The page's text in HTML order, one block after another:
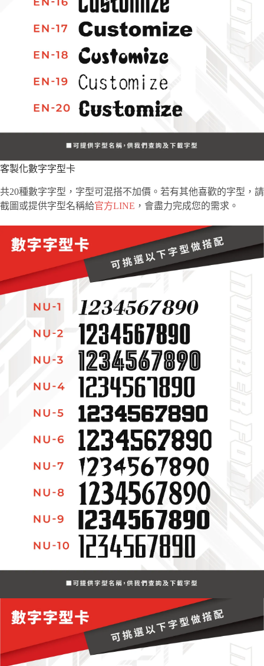
客製化數字字型卡
共20種數字字型，字型可混搭不加價。若有其他喜歡的字型，請
截圖或提供字型名稱給官方LINE ，會盡力完成您的需求。